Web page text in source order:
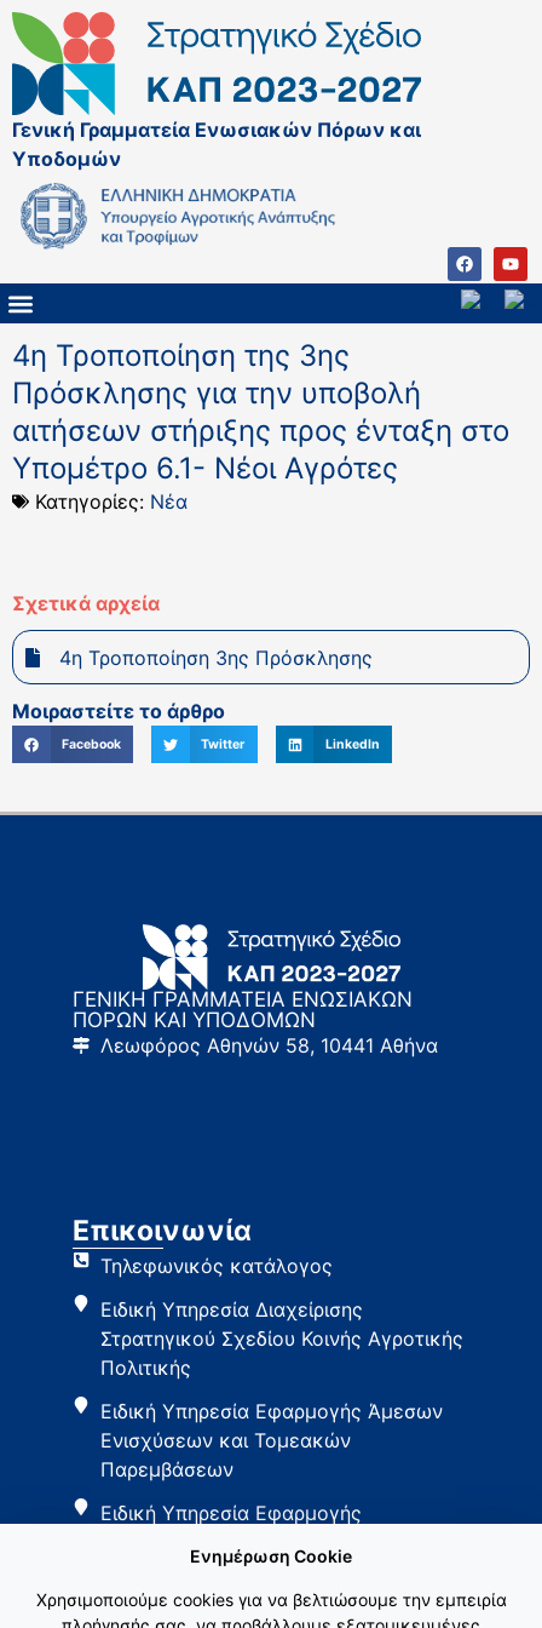
Γενική Γραμματεία Ενωσιακών Πόρων και
Υποδομών
4η Τροποποίηση της 3ης
Πρόσκλησης για την υποβολή
αιτήσεων στήριξης προς ένταξη στο
Υπομέτρο 6.1- Νέοι Αγρότες
Κατηγορίες: Νέα
Σχετικά αρχεία
4η Τροποποίηση 3ης Πρόσκλησης
Μοιραστείτε το άρθρο
Facebook Twitter LinkedIn
ΓΕΝΙΚΗ ΓΡΑΜΜΑΤΕΙΑ ΕΝΩΣΙΑΚΩΝ
ΠΟΡΩΝ ΚΑΙ ΥΠΟΔΟΜΩΝ
Λεωφόρος Αθηνών 58, 10441 Αθήνα
Επικοινωνία
Τηλεφωνικός κατάλογος
Ειδική Υπηρεσία Διαχείρισης
Στρατηγικού Σχεδίου Κοινής Αγροτικής
Πολιτικής
Ειδική Υπηρεσία Εφαρμογής Άμεσων
Ενισχύσεων και Τομεακών
Παρεμβάσεων
Ειδική Υπηρεσία Εφαρμογής
Ενημέρωση Cookie
Χρησιμοποιούμε cookies για να βελτιώσουμε την εμπειρία